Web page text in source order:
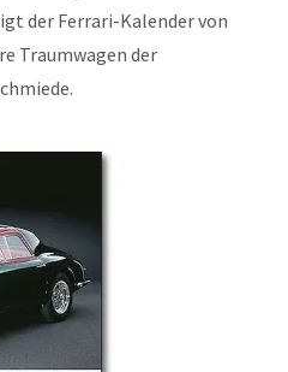
der Ferrari-Kalender von
Traumwagen der